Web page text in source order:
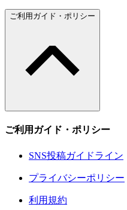
ご利用ガイド・ポリシー
ご利用ガイド・ポリシー
SNS投稿ガイドライン
プライバシーポリシー
利用規約